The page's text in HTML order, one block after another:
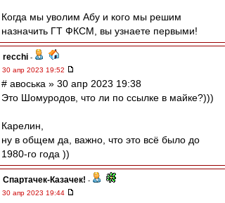
Когда мы уволим Абу и кого мы решим
назначить ГТ ФКСМ, вы узнаете первыми!
recchi -
30 апр 2023 19:52
# авоська » 30 апр 2023 19:38
Это Шомуродов, что ли по ссылке в майке?)))
Карелин,
ну в общем да, важно, что это всё было до
1980-го года ))
Спартачек-Казачек! -
30 апр 2023 19:44